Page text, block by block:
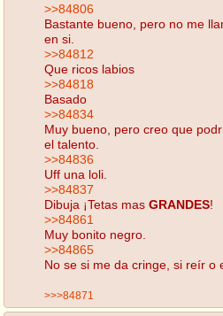
>>84806
Bastante bueno, pero no me
en si.
>>84812
Que ricos labios
>>84818
Basado
>>84834
Muy bueno, pero creo que
el talento.
>>84836
Uff una loli.
>>84837
Dibuja ¡Tetas mas GRANDES!
>>84861
Muy bonito negro.
>>84865
No se si me da cringe, si reír o
>>>84871